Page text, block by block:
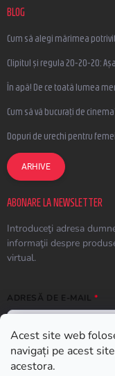
Acest site web
navigați pe acest
acestora.
BLOG
Cum să alegi mărimea
Clipitul și regula 20-20-20:
În apă! De ce toată lumea
Cum să vă bucurați de
Dopuri de urechi pentru
ARHIVE
ABONARE LA NEWSLETTER
Introduceţi adresa
informaţii despre
virtual.
ADRESĂ DE E-MAIL
ABONARE